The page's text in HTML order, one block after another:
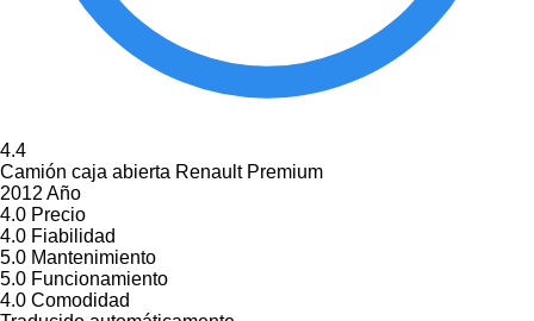
4.4
Camión caja abierta Renault Premium
2012 Año
4.0 Precio
4.0 Fiabilidad
5.0 Mantenimiento
5.0 Funcionamiento
4.0 Comodidad